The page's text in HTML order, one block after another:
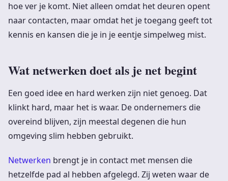
hoe ver je komt. Niet alleen omdat het deuren opent
naar contacten, maar omdat het je toegang geeft tot
kennis en kansen die je in je eentje simpelweg mist.
Wat netwerken doet als je net begint
Een goed idee en hard werken zijn niet genoeg. Dat
klinkt hard, maar het is waar. De ondernemers die
overeind blijven, zijn meestal degenen die hun
omgeving slim hebben gebruikt.
Netwerken brengt je in contact met mensen die
hetzelfde pad al hebben afgelegd. Zij weten waar de